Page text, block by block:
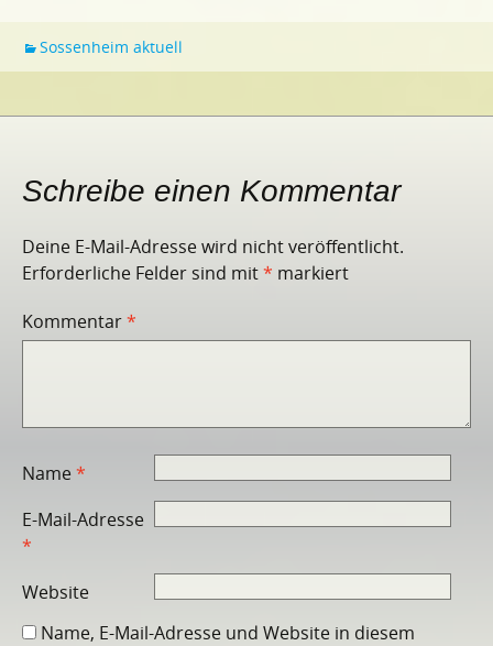
Sossenheim aktuell
Schreibe einen Kommentar
Deine E-Mail-Adresse wird nicht veröffentlicht.
Erforderliche Felder sind mit* markiert
Kommentar*
Name*
E-Mail-Adresse
*
Website
Name, E-Mail-Adresse und Website in diesem